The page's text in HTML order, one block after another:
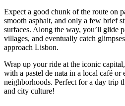
Expect a good chunk of the route on
smooth asphalt, and only a few brief
surfaces. Along the way, you’ll glide
villages, and eventually catch
approach Lisbon.
Wrap up your ride at the iconic
with a pastel de nata in a local café or
neighborhoods. Perfect for a day trip
and city culture!